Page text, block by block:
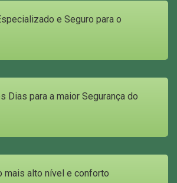
e Seguro para o
Dias para a maior Segurança do
mais alto nível e conforto